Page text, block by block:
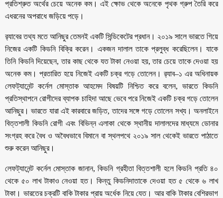
প্রতিশ্রুত অর্থের চেয়ে অনেক কম। এই ক্ষোভ থেকে অনেকে পৃথক গ্রুপ তৈরি করে
এধরনের অপরাধে জড়িয়ে পড়ে।
র‌্যাবের তথ্য মতে আনিছুর তেমনই একটি সিন্ডিকেটের প্রধান। ২০১৯ সালে ভারতে গিয়ে
নিজের একটি কিডনি বিক্রি করেন। একজন দালাল তাকে প্রলুব্ধ করেছিলেন। যাকে
তিনি কিডনি দিয়েছেন, তার কাছ থেকে যত টাকা নেওয়া হয়, তার চেয়ে তাকে দেওয়া হয়
অনেক কম। প্রতারিত হয়ে নিজেই একটি চক্র গড়ে তোলেন। র‌্যাব–১ এর অধিনায়ক
লেফট্যানেন্ট কর্নেল মোস্তাক আহমেদ বিষয়টি নিশ্চিত করে বলেন, ভারতে কিডনি
প্রতিস্থাপনে রোগীদের ব্যাপক চাহিদা আছে ভেবে পরে নিজেই একটি চক্র গড়ে তোলেন
আনিছুর। ভারতে যারা এই কারবারে জড়িত, তাদের সঙ্গে গড়ে তোলেন সখ্য। অনলাইনে
বিত্তশালী কিডনি রোগী এবং বিভিন্ন এলাকা থেকে স্থানীয় দালালদের মাধ্যমে ডোনার
সংগ্রহ করে বৈধ ও অবৈধভাবে বিমানে বা স্থলপথে ২০১৯ সাল থেকেই ভারতে পাঠাতে
শুরু করেন আনিছুর।
লেফট্যানেন্ট কর্নেল মোস্তাক জানান, কিডনি গ্রহীতা বিত্তশালী হলে কিডনি প্রতি ৪০
থেকে ৫০ লাখ টাকাও নেওয়া হত। কিন্তু কিডনিদাতাকে দেওয়া হত ৫ থেকে ৬ লাখ
টাকা। ভারতের চক্রটি বাকি টাকার প্রায় অর্ধেক নিয়ে যেত। আর বাকি টাকার বেশিরভাগ